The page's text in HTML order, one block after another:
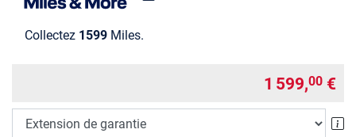
Collectez 1599 Miles.
1 599,00 €